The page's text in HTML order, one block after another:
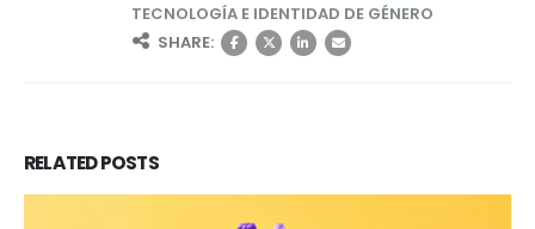
TECNOLOGÍA E IDENTIDAD DE GÉNERO
SHARE:
RELATEDPOSTS